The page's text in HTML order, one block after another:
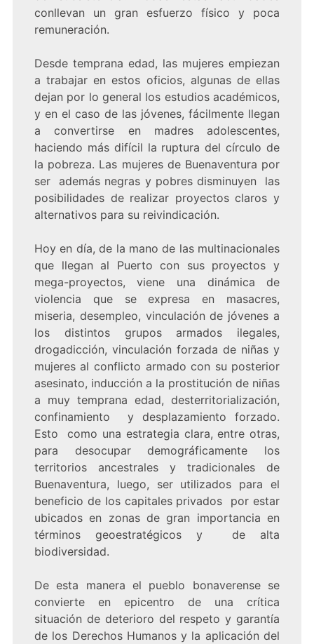
conllevan un gran esfuerzo físico y poca
remuneración.
Desde temprana edad, las mujeres empiezan
a trabajar en estos oficios, algunas de ellas
dejan por lo general los estudios académicos,
y en el caso de las jóvenes, fácilmente llegan
a convertirse en madres adolescentes,
haciendo más difícil la ruptura del círculo de
la pobreza. Las mujeres de Buenaventura por
ser además negras y pobres disminuyen las
posibilidades de realizar proyectos claros y
alternativos para su reivindicación.
Hoy en día, de la mano de las multinacionales
que llegan al Puerto con sus proyectos y
mega-proyectos, viene una dinámica de
violencia que se expresa en masacres,
miseria, desempleo, vinculación de jóvenes a
los distintos grupos armados ilegales,
drogadicción, vinculación forzada de niñas y
mujeres al conflicto armado con su posterior
asesinato, inducción a la prostitución de niñas
a muy temprana edad, desterritorialización,
confinamiento y desplazamiento forzado.
Esto como una estrategia clara, entre otras,
para desocupar demográficamente los
territorios ancestrales y tradicionales de
Buenaventura, luego, ser utilizados para el
beneficio de los capitales privados por estar
ubicados en zonas de gran importancia en
términos geoestratégicos y de alta
biodiversidad.
De esta manera el pueblo bonaverense se
convierte en epicentro de una crítica
situación de deterioro del respeto y garantía
de los Derechos Humanos y la aplicación del